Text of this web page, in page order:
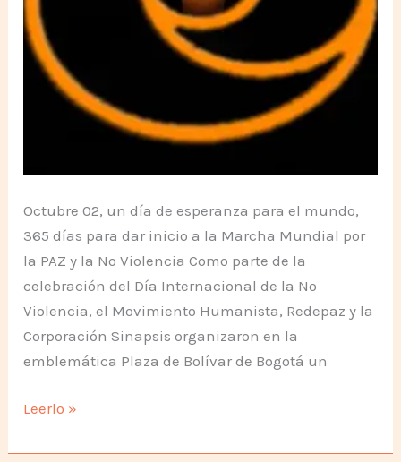
Octubre 02, un día de esperanza para el mundo,
365 días para dar inicio a la Marcha Mundial por
la PAZ y la No Violencia Como parte de la
celebración del Día Internacional de la No
Violencia, el Movimiento Humanista, Redepaz y la
Corporación Sinapsis organizaron en la
emblemática Plaza de Bolívar de Bogotá un
Símbolo
la
Leerlo »